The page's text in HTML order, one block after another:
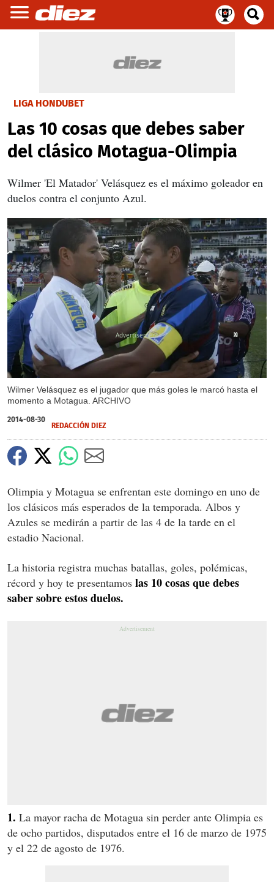
LIGA HONDUBET
Las 10 cosas que debes saber
del clásico Motagua-Olimpia
Wilmer 'El Matador' Velásquez es el máximo goleador en
duelos contra el conjunto Azul.
Wilmer Velásquez es el jugador que más goles le marcó hasta el
momento a Motagua. ARCHIVO
X
2014-08-30
REDACCIÓN DIEZ
Olimpia y Motagua se enfrentan este domingo en uno de
los clásicos más esperados de la temporada. Albos y
Azules se medirán a partir de las 4 de la tarde en el
estadio Nacional.
La historia registra muchas batallas, goles, polémicas,
récord y hoy te presentamos las 10 cosas que debes
saber sobre estos duelos.
1. La mayor racha de Motagua sin perder ante Olimpia es
de ocho partidos, disputados entre el 16 de marzo de 1975
y el 22 de agosto de 1976.